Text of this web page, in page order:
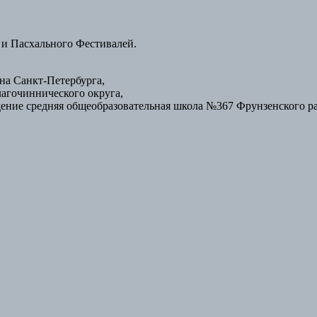
Пасхального Фестивалей.
Санкт-Петербурга,
округа,
средняя общеобразовательная школа №367 Фрунзенского